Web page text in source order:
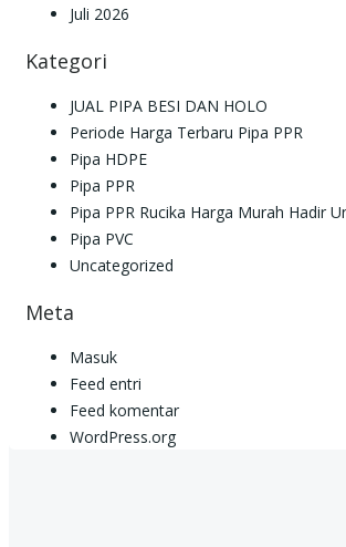
Juli 2026
Kategori
JUAL PIPA BESI DAN HOLO
Periode Harga Terbaru Pipa PPR
Pipa HDPE
Pipa PPR
Pipa PPR Rucika Harga Murah Hadir
Pipa PVC
Uncategorized
Meta
Masuk
Feed entri
Feed komentar
WordPress.org